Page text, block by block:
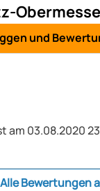
und
am 03.08.2020
Alle Bewertungen